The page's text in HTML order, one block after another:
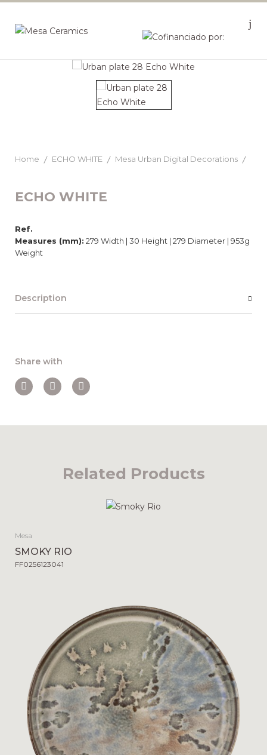
Home ECHO WHITE Mesa Urban Digital Decorations
ECHO WHITE
Ref.
Measures (mm): 279 Width | 30 Height | 279 Diameter | 953g
Weight
Description
Share with
Related Products
Mesa
SMOKY RIO
FF0256123041